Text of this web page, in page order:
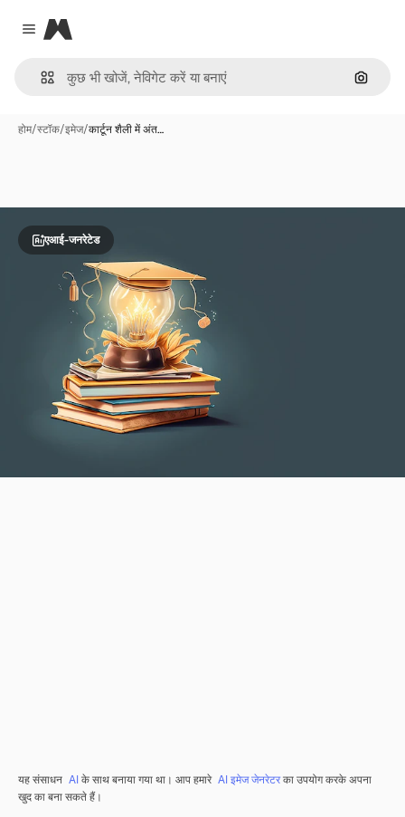
Close menu
Magnific
इमेज से
होम/स्टॉक/इमेज/कार्टून शैली में अंत…
एआई-जनरेटेड
यह संसाधन AIके साथ बनाया गया था। आप हमारे AI इमेज जेनरेटरका उपयोग करके अपना
खुद का बना सकते हैं।